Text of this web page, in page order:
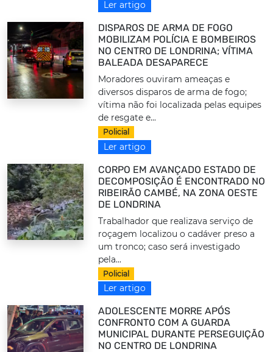
Ler artigo
DISPAROS DE ARMA DE FOGO
MOBILIZAM POLÍCIA E BOMBEIROS
NO CENTRO DE LONDRINA; VÍTIMA
BALEADA DESAPARECE
Moradores ouviram ameaças e
diversos disparos de arma de fogo;
vítima não foi localizada pelas equipes
de resgate e...
Policial
Ler artigo
CORPO EM AVANÇADO ESTADO DE
DECOMPOSIÇÃO É ENCONTRADO NO
RIBEIRÃO CAMBÉ, NA ZONA OESTE
DE LONDRINA
Trabalhador que realizava serviço de
roçagem localizou o cadáver preso a
um tronco; caso será investigado
pela...
Policial
Ler artigo
ADOLESCENTE MORRE APÓS
CONFRONTO COM A GUARDA
MUNICIPAL DURANTE PERSEGUIÇÃO
NO CENTRO DE LONDRINA